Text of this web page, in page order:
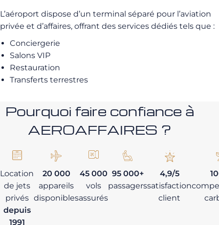
L’aéroport dispose d’un terminal séparé pour l’aviation
privée et d’affaires, offrant des services dédiés tels que :
Conciergerie
Salons VIP
Restauration
Transferts terrestres
Pourquoi faire confiance à
AEROAFFAIRES ?
Location
de jets
privés
depuis
1991
20 000
appareils
disponibles
45 000
vols
assurés
95 000+
passagers
4,9/5
satisfaction
client